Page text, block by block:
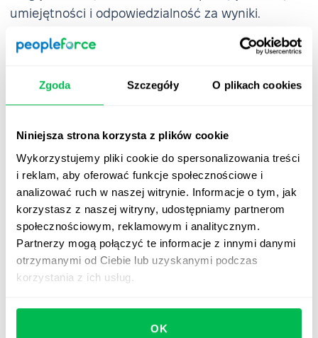
Zgoda Szczegóły O plikach cookies
Niniejsza strona korzysta z plików cookie
Wykorzystujemy pliki cookie do spersonalizowania treści
i reklam, aby oferować funkcje społecznościowe i
analizować ruch w naszej witrynie. Informacje o tym, jak
korzystasz z naszej witryny, udostępniamy partnerom
społecznościowym, reklamowym i analitycznym.
Partnerzy mogą połączyć te informacje z innymi danymi
otrzymanymi od Ciebie lub uzyskanymi podczas
korzystania z ich usług.
OK
umiejętności i odpowiedzialność za wyniki.
Podpisywanie dokumentów podpisem
elektronicznym w PeopleForce